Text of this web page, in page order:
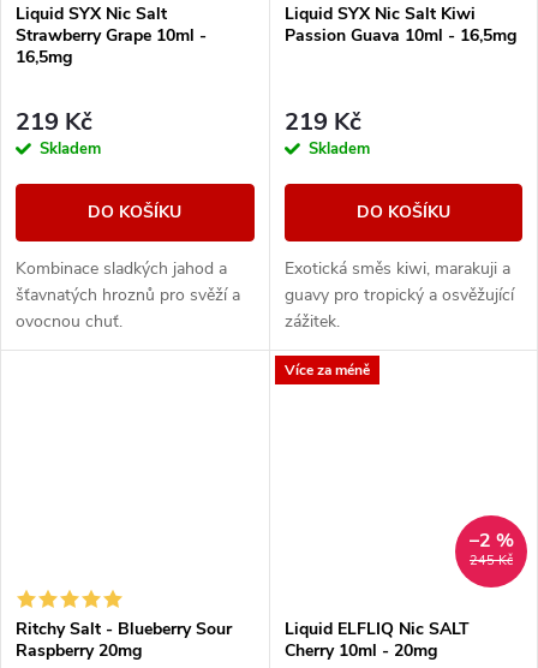
Liquid SYX Nic Salt
Strawberry Grape 10ml -
16,5mg
219 Kč
Skladem
DO KOŠÍKU
Kombinace sladkých jahod a
šťavnatých hroznů pro svěží a
ovocnou chuť.
Liquid SYX Nic Salt Kiwi
Passion Guava 10ml - 16,5mg
219 Kč
Skladem
DO KOŠÍKU
Exotická směs kiwi, marakuji a
guavy pro tropický a osvěžující
zážitek.
Ritchy Salt - Blueberry Sour
Raspberry 20mg
Více za méně
245 Kč
–2 %
Liquid ELFLIQ Nic SALT
Cherry 10ml - 20mg